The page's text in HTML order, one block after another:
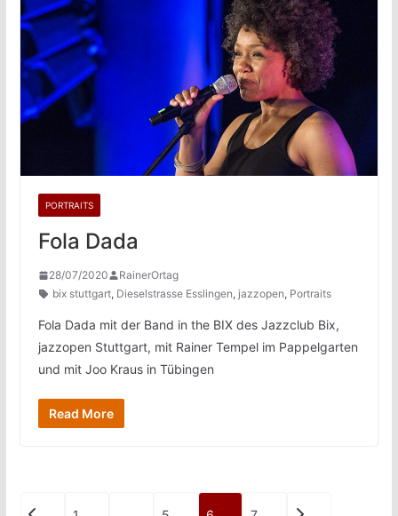
PORTRAITS
Fola Dada
28/07/2020
RainerOrtag
bix stuttgart, Dieselstrasse Esslingen, jazzopen, Portraits
Fola Dada mit der Band in the BIX des Jazzclub Bix,
jazzopen Stuttgart, mit Rainer Tempel im Pappelgarten
und mit Joo Kraus in Tübingen
Read More
Seitennummerierung